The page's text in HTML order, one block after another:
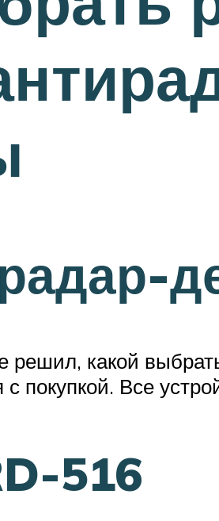
решил, какой
покупкой. Все
516